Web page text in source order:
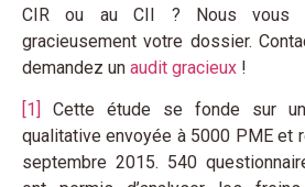
CIR ou au CII ? Nous vous
gracieusement votre dossier.
demandez un audit gracieux !
[1]
Cette étude se fonde sur
qualitative envoyée à 5000 PME et
septembre 2015. 540